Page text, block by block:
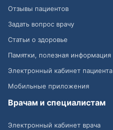
Отзывы пациентов
Задать вопрос врачу
Статьи о здоровье
Памятки, полезная информация
Электронный кабинет пациента
Мобильные приложения
Врачам и специалистам
Электронный кабинет врача